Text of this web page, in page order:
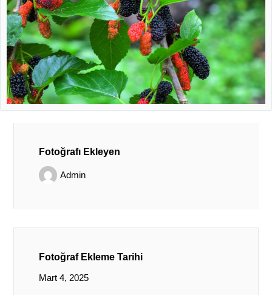
Fotoğrafı Ekleyen
Admin
Fotoğraf Ekleme Tarihi
Mart 4, 2025